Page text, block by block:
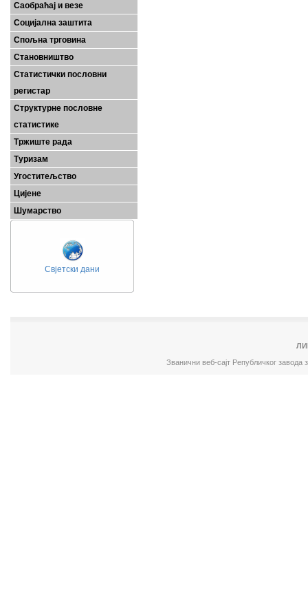
Саобраћај и везе
Социјална заштита
Спољна трговина
Становништво
Статистички пословни
регистар
Структурне пословне
статистике
Тржиште рада
Туризам
Угоститељство
Цијене
Шумарство
Свјетски дани
Званични веб-сајт Републичког